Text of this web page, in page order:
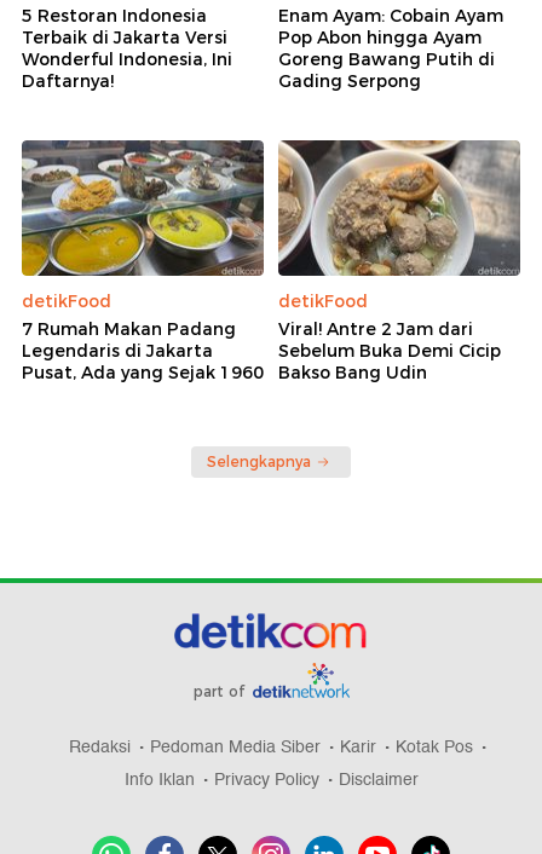
5 Restoran Indonesia
Terbaik di Jakarta Versi
Wonderful Indonesia, Ini
Daftarnya!
Enam Ayam: Cobain Ayam
Pop Abon hingga Ayam
Goreng Bawang Putih di
Gading Serpong
detikFood
7 Rumah Makan Padang
Legendaris di Jakarta
Pusat, Ada yang Sejak 1960
detikFood
Viral! Antre 2 Jam dari
Sebelum Buka Demi Cicip
Bakso Bang Udin
Selengkapnya
part of
Redaksi Pedoman Media Siber Karir
Kotak Pos
Info Iklan
Privacy Policy Disclaimer